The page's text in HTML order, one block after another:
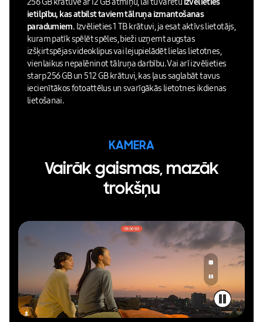
ietilpību, kas atbilst taviem tālruņa izmantošanas
paradumiem.Izvēlieties 1 TB krātuvi, ja esat aktīvs lietotājs,
kuram patīk spēlēt spēles, bieži uzņemt augstas
izšķirtspējas videoklipus vai lejupielādēt lielas lietotnes,
vienlaikus nepalēninot tālruņa darbību. Vai arī izvēlieties
starp 256 GB un 512 GB krātuvi, kas ļaus saglabāt tavus
iecienītākos fotoattēlus un svarīgākās lietotnes ikdienas
lietošanai.
Vairāk gaismas, mazāk
trokšņu
KAMERA